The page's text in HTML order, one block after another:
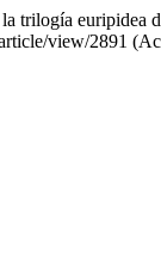
trilogía euripidea
view/2891